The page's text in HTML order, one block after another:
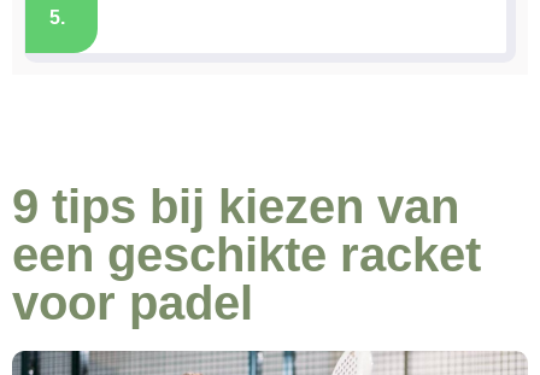
5.
9 tips bij kiezen van
een geschikte racket
voor padel